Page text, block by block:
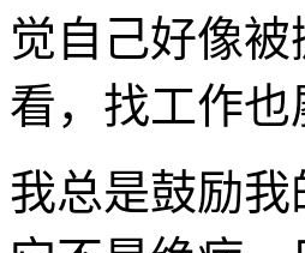
觉自己好像
看，找工作
我总是鼓励